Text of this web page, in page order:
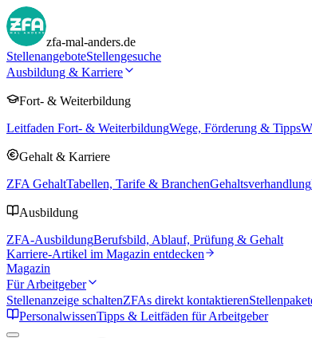
zfa-mal-anders.de
StellenangeboteStellengesuche
Ausbildung & Karriere
Fort- & Weiterbildung
Leitfaden Fort- & WeiterbildungWege, Förderung & Tipps
Gehalt & Karriere
ZFA GehaltTabellen, Tarife & BranchenGehaltsverhandlung
Ausbildung
ZFA-AusbildungBerufsbild, Ablauf, Prüfung & Gehalt
Karriere-Artikel im Magazin entdecken
Magazin
Für Arbeitgeber
Stellenanzeige schaltenZFAs direkt kontaktieren
PersonalwissenTipps & Leitfäden für Arbeitgeber